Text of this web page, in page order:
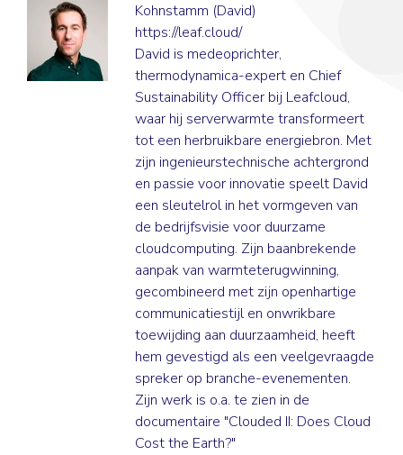
Kohnstamm (David)
https://leaf.cloud/
David is medeoprichter,
thermodynamica-expert en Chief
Sustainability Officer bij Leafcloud,
waar hij serverwarmte transformeert
tot een herbruikbare energiebron. Met
zijn ingenieurstechnische achtergrond
en passie voor innovatie speelt David
een sleutelrol in het vormgeven van
de bedrijfsvisie voor duurzame
cloudcomputing. Zijn baanbrekende
aanpak van warmteterugwinning,
gecombineerd met zijn openhartige
communicatiestijl en onwrikbare
toewijding aan duurzaamheid, heeft
hem gevestigd als een veelgevraagde
spreker op branche-evenementen.
Zijn werk is o.a. te zien in de
documentaire "Clouded II: Does Cloud
Cost the Earth?"